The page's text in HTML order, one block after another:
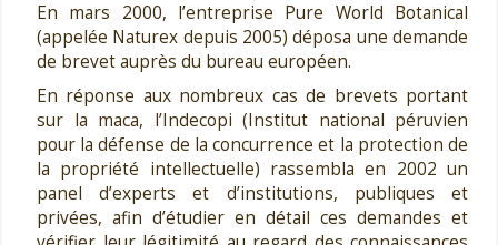
En mars 2000, l’entreprise Pure World Botanical
(appelée Naturex depuis 2005) déposa une demande
de brevet auprès du bureau européen.
En réponse aux nombreux cas de brevets portant
sur la maca, l’Indecopi (Institut national péruvien
pour la défense de la concurrence et la protection de
la propriété intellectuelle) rassembla en 2002 un
panel d’experts et d’institutions, publiques et
privées, afin d’étudier en détail ces demandes et